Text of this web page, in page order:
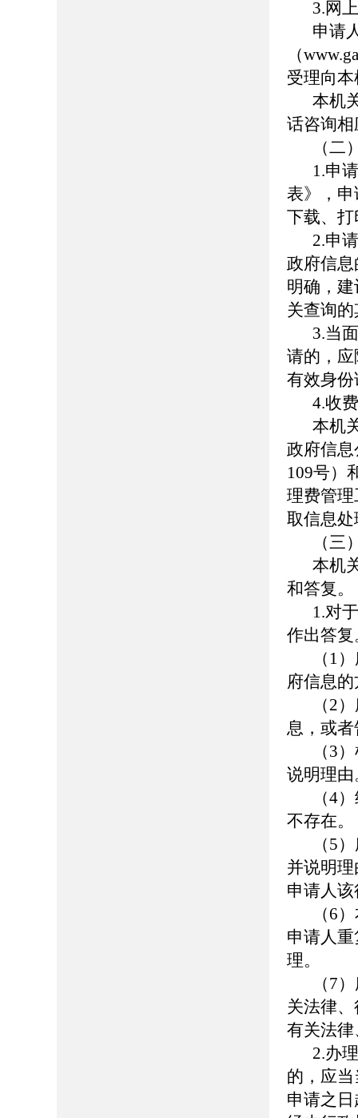
3.网
申请
（
受理向
本机
话咨询
（二
1.申
表》，
下载、
2.申
政府信
明确，
关查询
3.当
请的，
有效身
4.收
本机
政府信
109号）
理费管
取信息
（
本机
和答复。
1.对
作出答复
（ 1
府信息
（2
息，或
（3
说明理由
（4
不存在。
（5
并说明
申请人
（6
申请人
理。
（7
关法律
有关法
2.办
的，应
申请之日